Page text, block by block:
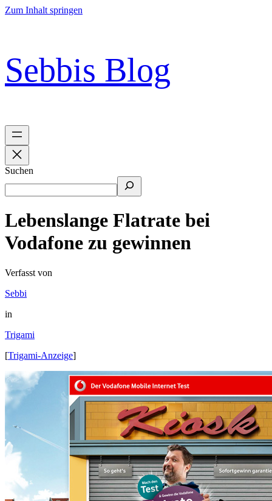
Zum Inhalt springen
Sebbis Blog
Suchen
Lebenslange Flatrate bei
Vodafone zu gewinnen
Verfasst von
Sebbi
in
Trigami
[Trigami-Anzeige]